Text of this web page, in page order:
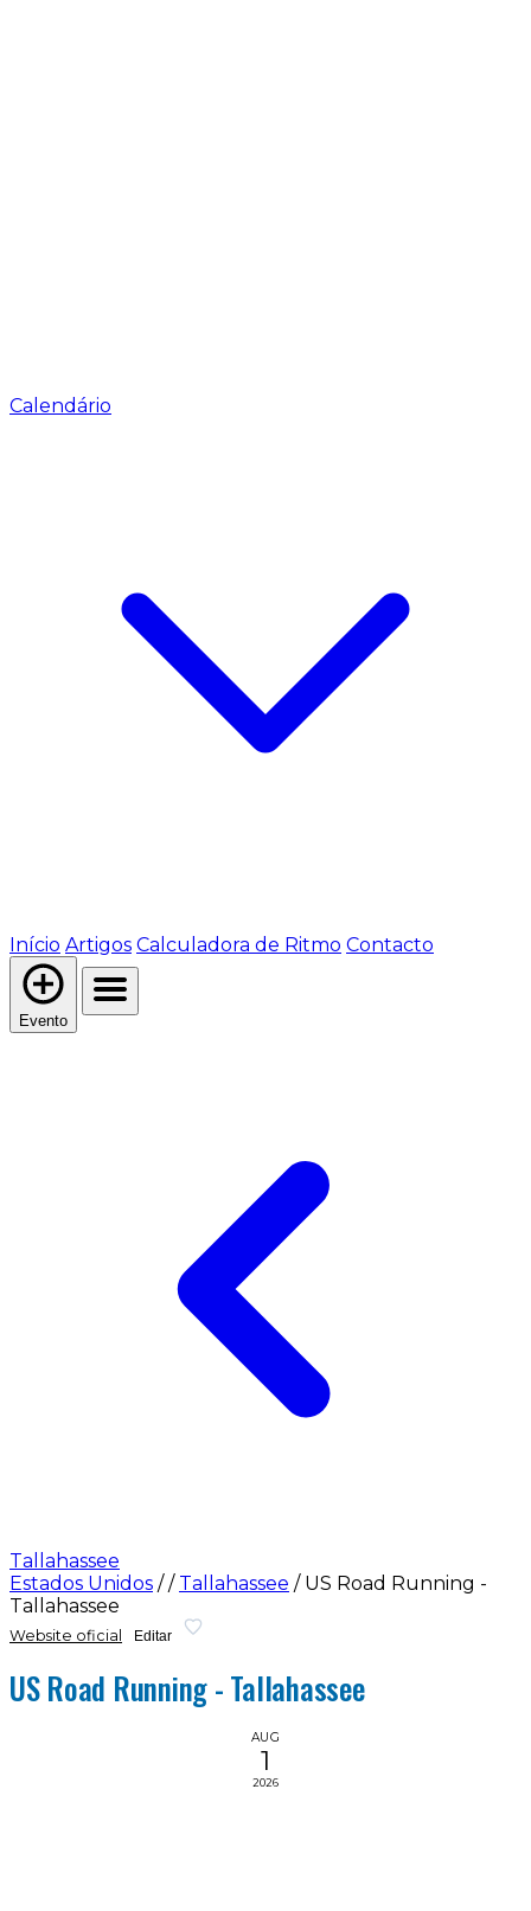
Calendário
Início Artigos Calculadora de Ritmo Contacto
Evento
Tallahassee
Estados Unidos / / Tallahassee / US Road Running -
Tallahassee
Website oficial Editar
US Road Running - Tallahassee
AUG
1
2026